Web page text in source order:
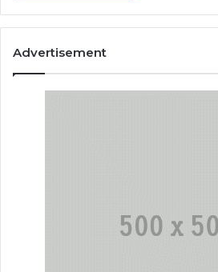
Advertisement